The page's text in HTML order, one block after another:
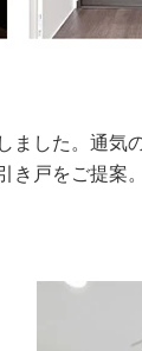
ました。通気
き戸をご提案